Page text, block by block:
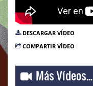
DESCARGAR VÍDEO
COMPARTIR VÍDEO
Más Vídeos...